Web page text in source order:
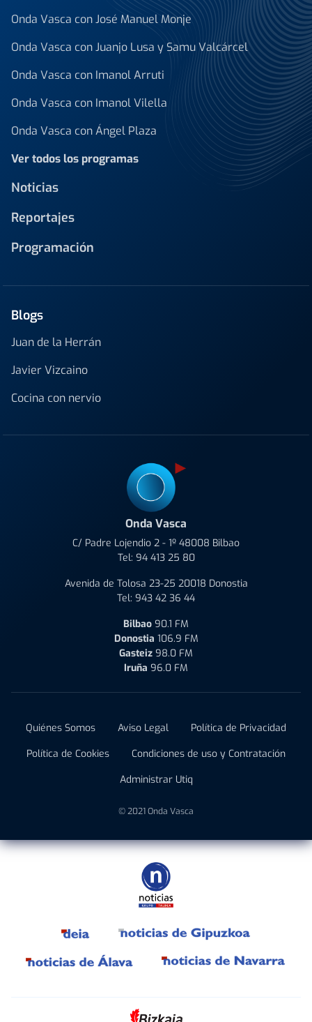
Onda Vasca con José Manuel Monje
Onda Vasca con Juanjo Lusa y Samu Valcárcel
Onda Vasca con Imanol Arruti
Onda Vasca con Imanol Vilella
Onda Vasca con Ángel Plaza
Ver todos los programas
Noticias
Reportajes
Programación
Blogs
Juan de la Herrán
Javier Vizcaino
Cocina con nervio
Onda Vasca
C/ Padre Lojendio 2 - 1º 48008 Bilbao
Tel: 94 413 25 80
Avenida de Tolosa 23-25 20018 Donostia
Tel: 943 42 36 44
Bilbao 90.1 FM
Donostia 106.9 FM
Gasteiz 98.0 FM
Iruña 96.0 FM
Quiénes Somos Aviso Legal
Política de Privacidad
Política de Cookies
Condiciones de uso y Contratación
Administrar Utiq
© 2021 Onda Vasca